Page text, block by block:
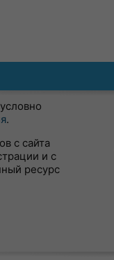
.
с сайта
и с
ресурс